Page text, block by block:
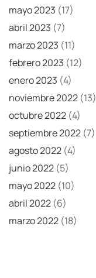
mayo 2023 (17)
abril 2023 (7)
marzo 2023 (11)
febrero 2023 (12)
enero 2023 (4)
noviembre 2022 (13)
octubre 2022 (4)
septiembre 2022 (7)
agosto 2022 (4)
junio 2022 (5)
mayo 2022 (10)
abril 2022 (6)
marzo 2022 (18)